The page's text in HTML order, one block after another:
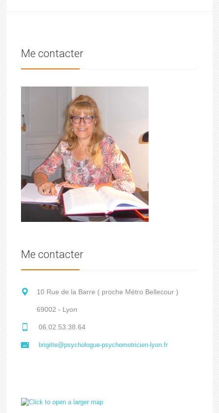
Me contacter
Me contacter
10 Rue de la Barre ( proche Métro Bellecour )
69002 - Lyon
06.02.53.38.64
brigitte@psychologue-psychomotricien-lyon.fr